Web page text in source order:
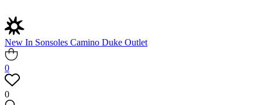
New In Sonsoles Camino Duke Outlet
0
0